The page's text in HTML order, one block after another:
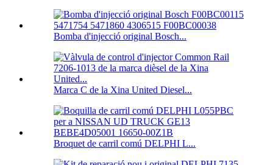
Bomba d'injecció original Bosch...
Marca C de la Xina United Diesel...
Broquet de carril comú DELPHI L...